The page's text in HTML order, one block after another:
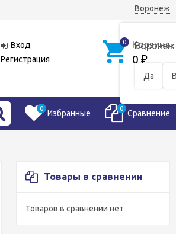
Воронеж
Да
Вход
Регистрация
0 Корзина
0 ₽
0 Избранные 0 Сравнение
Товары в сравнении
Товаров в сравнении нет